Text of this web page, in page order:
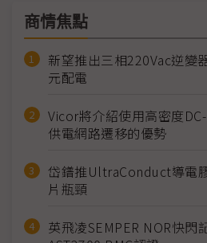
商情焦點
新望推出三相220Vac逆變
元配電
Vicor將介紹使用高密度
供電網路遷移的優勢
岱鐠推UltraConduct導電
片瓶頸
英飛凌SEMPER NOR快閃